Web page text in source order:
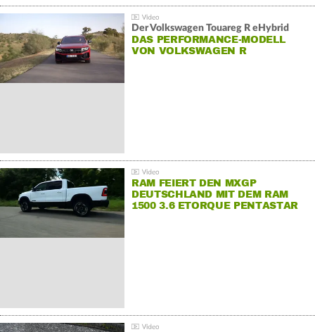
Der Volkswagen Touareg R eHybrid
DAS PERFORMANCE-MODELL
VON VOLKSWAGEN R
RAM FEIERT DEN MXGP
DEUTSCHLAND MIT DEM RAM
1500 3.6 ETORQUE PENTASTAR